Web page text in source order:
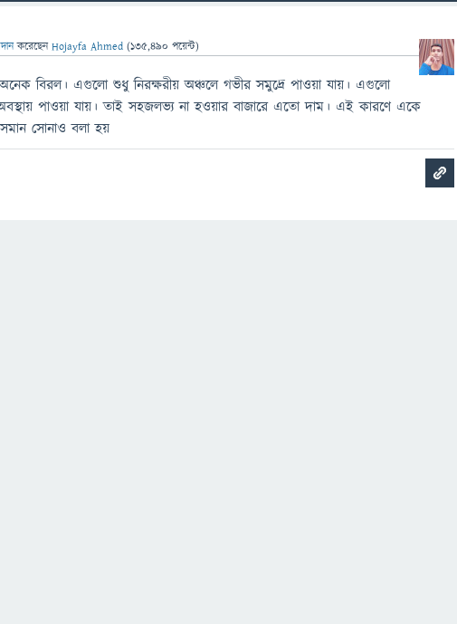
করেছেনHojayfa Ahmed (135,490 পয়েন্ট)
বিরল। এগুলো শুধু নিরক্ষরীয় অঞ্চলে গভীর সমুদ্রে পাওয়া যায়। এগুলো
পাওয়া যায়। তাই সহজলভ্য না হওয়ার বাজারে এতো দাম। এই কারণে একে
সোনাও বলা হয়